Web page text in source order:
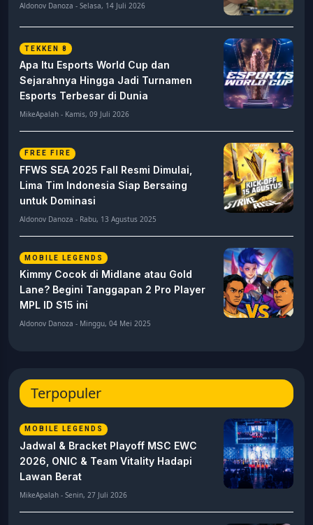
Aldonov Danoza - Selasa, 14 Juli 2026
TEKKEN 8
Apa Itu Esports World Cup dan
Sejarahnya Hingga Jadi Turnamen
Esports Terbesar di Dunia
MikeApalah - Kamis, 09 Juli 2026
FREE FIRE
FFWS SEA 2025 Fall Resmi Dimulai,
Lima Tim Indonesia Siap Bersaing
untuk Dominasi
Aldonov Danoza - Rabu, 13 Agustus 2025
MOBILE LEGENDS
Kimmy Cocok di Midlane atau Gold
Lane? Begini Tanggapan 2 Pro Player
MPL ID S15 ini
Aldonov Danoza - Minggu, 04 Mei 2025
Terpopuler
MOBILE LEGENDS
Jadwal & Bracket Playoff MSC EWC
2026, ONIC & Team Vitality Hadapi
Lawan Berat
MikeApalah - Senin, 27 Juli 2026